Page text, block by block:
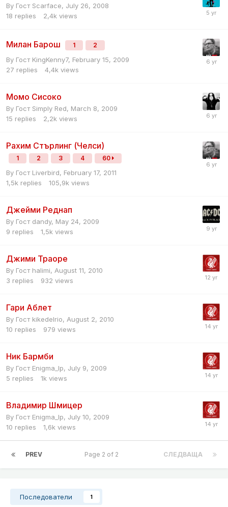
By Гост Scarface, July 26, 2008
18 replies 2,4k views
Милан Барош 1 2
By Гост KingKenny7, February 15, 2009
27 replies 4,4k views
Момо Сисоко
By Гост Simply Red, March 8, 2009
15 replies 2,2k views
Рахим Стърлинг (Челси)
1 2 3 4 60
By Гост Liverbird, February 17, 2011
1,5k replies 105,9k views
Джейми Реднап
By Гост dandy, May 24, 2009
9 replies 1,5k views
Джими Траоре
By Гост halimi, August 11, 2010
3 replies 932 views
Гари Аблет
By Гост kikedelrio, August 2, 2010
10 replies 979 views
Ник Бармби
By Гост Enigma_lp, July 9, 2009
5 replies 1k views
Владимир Шмицер
By Гост Enigma_lp, July 10, 2009
10 replies 1,6k views
PREV СЛЕДВАЩА
Page 2 of 2
Последователи 1